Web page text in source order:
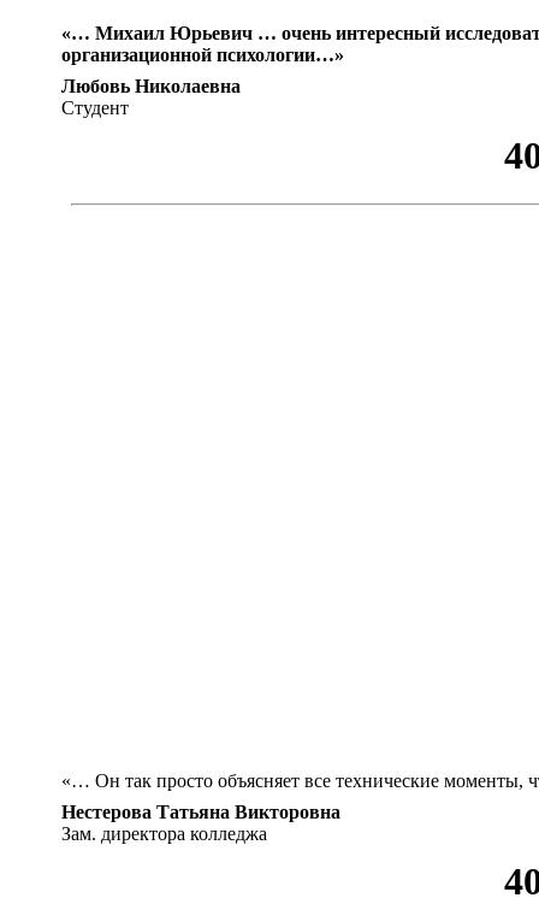
«… Михаил Юрьевич … очень интересный
организационной психологии…»
Любовь Николаевна
Студент
«… Он так просто объясняет все технические моменты,
Нестерова Татьяна Викторовна
Зам. директора колледжа